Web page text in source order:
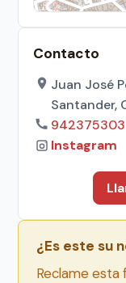
Contacto
Juan José
Santander,
942375303
Instagram
¿Es este su
Reclame esta